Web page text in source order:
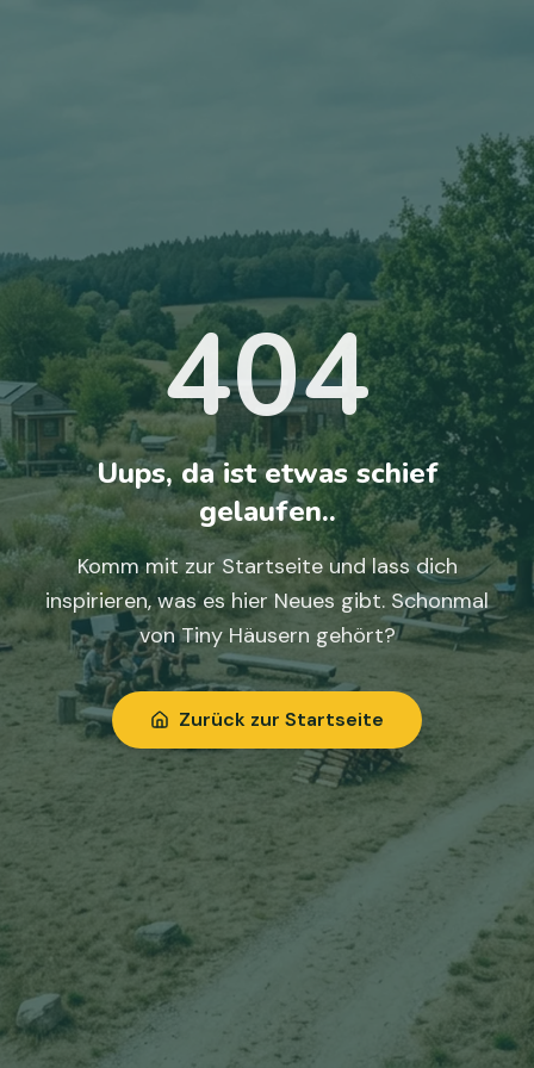
404
Uups, da ist etwas schief
gelaufen..
Komm mit zur Startseite und lass dich
inspirieren, was es hier Neues gibt. Schonmal
von Tiny Häusern gehört?
Zurück zur Startseite